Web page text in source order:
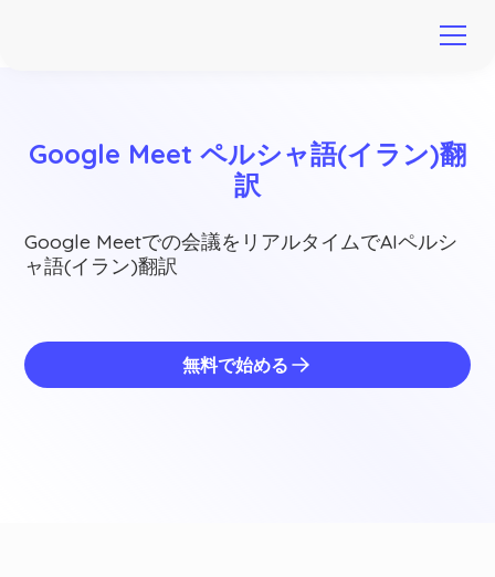
Google Meet ペルシャ語(イラン)翻
訳
Google Meetでの会議をリアルタイムでAIペルシ
ャ語(イラン)翻訳
無料で始める